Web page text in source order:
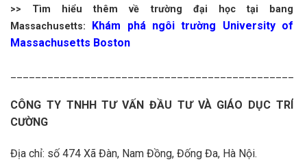
>> Tìm hiểu thêm về trường đại học tại bang
Massachusetts: Khám phá ngôi trường University of
Massachusetts Boston
CÔNG TY TNHH TƯ VẤN ĐẦU TƯ VÀ GIÁO DỤC TRÍ
CƯỜNG
Địa chỉ: số 474 Xã Đàn, Nam Đồng, Đống Đa, Hà Nội.